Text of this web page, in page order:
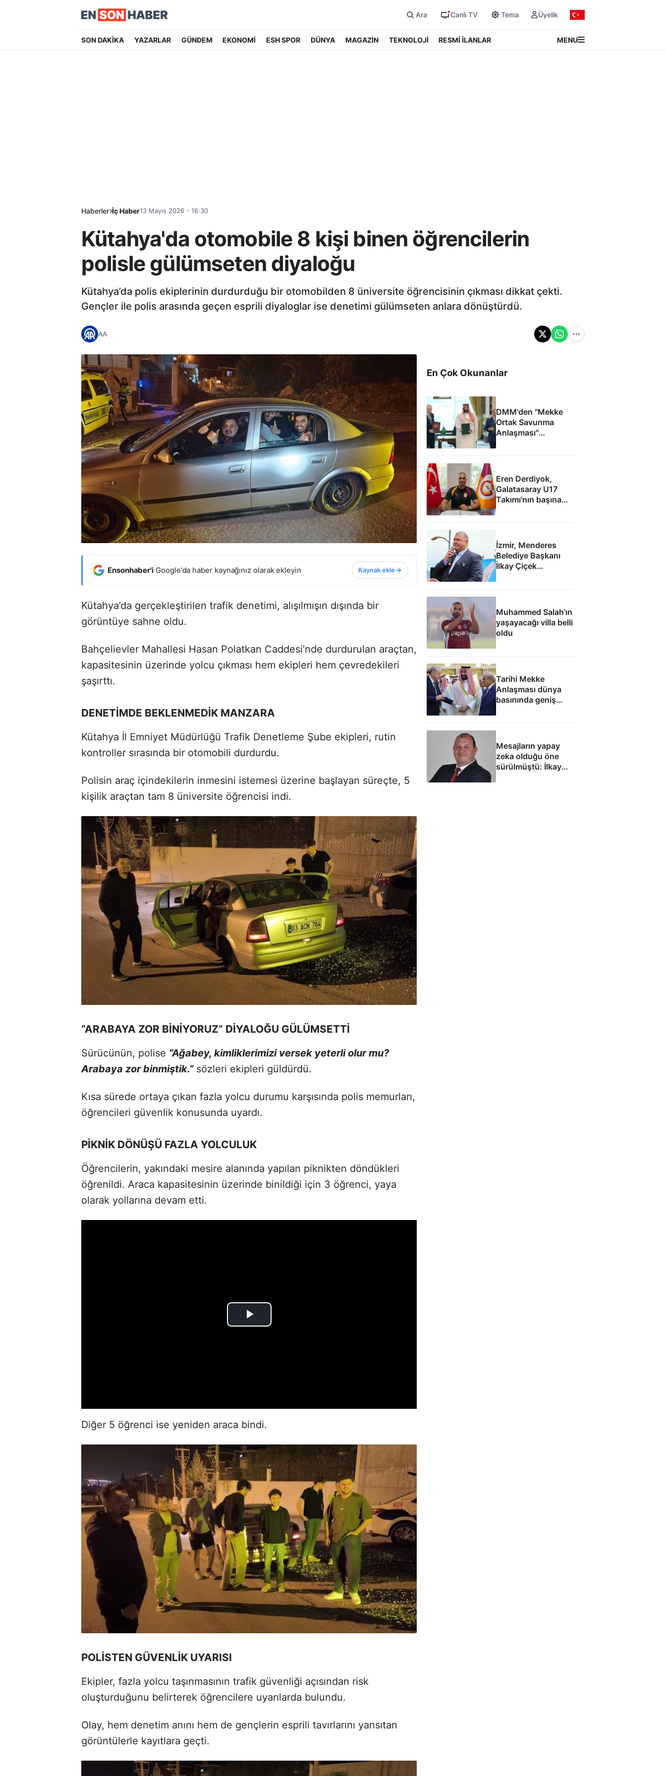
Ara Canlı TV Tema Üyelik
SON DAKİKA YAZARLAR GÜNDEM EKONOMİ ESH SPOR DÜNYA MAGAZİN TEKNOLOJİ RESMİ İLANLAR MENU
Haberler İç Haber13 Mayıs 2026 - 16:30
Kütahya'da otomobile 8 kişi binen öğrencilerin
polisle gülümseten diyaloğu
Kütahya’da polis ekiplerinin durdurduğu bir otomobilden 8 üniversite öğrencisinin çıkması dikkat çekti.
Gençler ile polis arasında geçen esprili diyaloglar ise denetimi gülümseten anlara dönüştürdü.
AA
Ensonhaber'i Google'da haber kaynağınız olarak ekleyin Kaynak ekle
Kütahya’da gerçekleştirilen trafik denetimi, alışılmışın dışında bir
görüntüye sahne oldu.
Bahçelievler Mahallesi Hasan Polatkan Caddesi’nde durdurulan araçtan,
kapasitesinin üzerinde yolcu çıkması hem ekipleri hem çevredekileri
şaşırttı.
DENETİMDE BEKLENMEDİK MANZARA
Kütahya İl Emniyet Müdürlüğü Trafik Denetleme Şube ekipleri, rutin
kontroller sırasında bir otomobili durdurdu.
Polisin araç içindekilerin inmesini istemesi üzerine başlayan süreçte, 5
kişilik araçtan tam 8 üniversite öğrencisi indi.
“ARABAYA ZOR BİNİYORUZ” DİYALOĞU GÜLÜMSETTİ
Sürücünün, polise “Ağabey, kimliklerimizi versek yeterli olur mu?
Arabaya zor binmiştik.”sözleri ekipleri güldürdü.
Kısa sürede ortaya çıkan fazla yolcu durumu karşısında polis memurları,
öğrencileri güvenlik konusunda uyardı.
PİKNİK DÖNÜŞÜ FAZLA YOLCULUK
Öğrencilerin, yakındaki mesire alanında yapılan piknikten döndükleri
öğrenildi. Araca kapasitesinin üzerinde binildiği için 3 öğrenci, yaya
olarak yollarına devam etti.
Diğer 5 öğrenci ise yeniden araca bindi.
POLİSTEN GÜVENLİK UYARISI
Ekipler, fazla yolcu taşınmasının trafik güvenliği açısından risk
oluşturduğunu belirterek öğrencilere uyarılarda bulundu.
Olay, hem denetim anını hem de gençlerin esprili tavırlarını yansıtan
görüntülerle kayıtlara geçti.
En Çok Okunanlar
DMM'den "Mekke
Ortak Savunma
Anlaşması"
iddialarına yalanlama
Eren Derdiyok,
Galatasaray U17
Takımı'nın başına
geçti
İzmir, Menderes
Belediye Başkanı
İlkay Çiçek
Muhammed Salah'ın
yaşayacağı villa belli
oldu
Tarihi Mekke
Anlaşması dünya
basınında geniş
yankı uyandırdı
Mesajların yapay
zeka olduğu öne
sürülmüştü: İlkay